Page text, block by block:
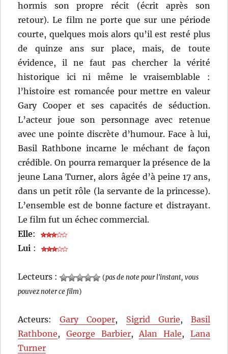
hormis son propre récit (écrit après son
retour). Le film ne porte que sur une période
courte, quelques mois alors qu’il est resté plus
de quinze ans sur place, mais, de toute
évidence, il ne faut pas chercher la vérité
historique ici ni même le vraisemblable :
l’histoire est romancée pour mettre en valeur
Gary Cooper et ses capacités de séduction.
L’acteur joue son personnage avec retenue
avec une pointe discrète d’humour. Face à lui,
Basil Rathbone incarne le méchant de façon
crédible. On pourra remarquer la présence de la
jeune Lana Turner, alors âgée d’à peine 17 ans,
dans un petit rôle (la servante de la princesse).
L’ensemble est de bonne facture et distrayant.
Le film fut un échec commercial.
Elle:
Lui :
Lecteurs : (pas de note pour l'instant, vous
pouvez noter ce film)
Acteurs:Gary Cooper, Sigrid Gurie, Basil
Rathbone, George Barbier,Alan Hale, Lana
Turner